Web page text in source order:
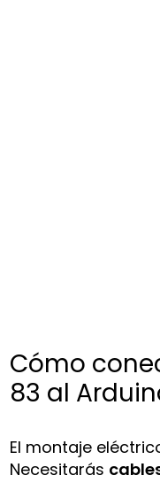
Cómo
83 al
El montaje
Necesitarás